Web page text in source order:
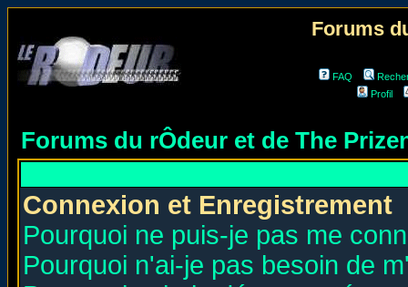
Forums
FAQ
Profil
Forums du rÔdeur et de The
Connexion et Enregistrement
Pourquoi ne puis-je pas me
Pourquoi n'ai-je pas besoin de